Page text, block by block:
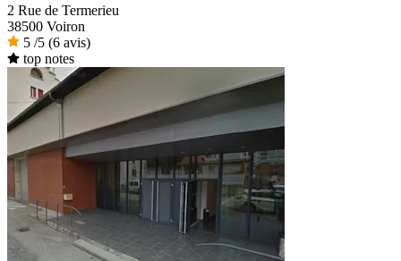
2 Rue de Termerieu
38500 Voiron
5 /5 (6 avis)
top notes